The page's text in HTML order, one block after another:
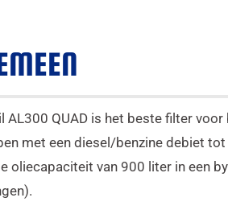
AL300 QUAD is het beste filter
met een diesel/benzine debiet
oliecapaciteit van 900 liter in een